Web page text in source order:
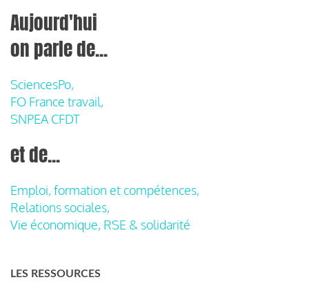
Aujourd'hui
on parle de...
SciencesPo,
FO France travail,
SNPEA CFDT
et de...
Emploi, formation et compétences,
Relations sociales,
Vie économique, RSE & solidarité
LES RESSOURCES